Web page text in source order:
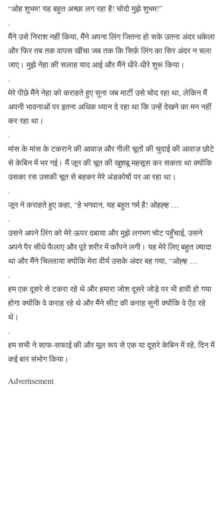
“ओह शुभम! यह बहुत अच्छा लग रहा है! चोदो मुझे शुभम!”
.
मैंने उसे निराश नहीं किया, मैंने अपना लिंग जितना हो सके उतना अंदर धकेला
और फिर तब तक वापस खींचा जब तक कि सिर्फ़ लिंग का सिर अंदर न चला
जाए। मुझे नेहा की सलाह याद आई और मैंने धीरे-धीरे शुरू किया।
.
मेरे पीछे मैंने नेहा को कराहते हुए सुना जब मार्टी उसे चोद रहा था, लेकिन मैं
अपनी भावनाओं पर इतना अधिक ध्यान दे रहा था कि उन्हें देखने का मन नहीं
कर रहा था।
.
मांस के मांस के टकराने की आवाज़ और गीली चूतों की चुदाई की आवाज़ छोटे
से केबिन में भर गई। मैं जून की चूत की खुशबू महसूस कर सकता था क्योंकि
उसका रस उसकी चूत से बहकर मेरे अंडकोषों पर आ रहा था।
.
जून ने कराहते हुए कहा, “हे भगवान, यह बहुत गर्म है! ओहह्ह …
.
उसने अपने लिंग को मेरे ऊपर दबाया और मुझे लगभग चोट पहुँचाई, उसने
अपने पैर सीधे फैलाए और पूरे शरीर में काँपने लगी। यह मेरे लिए बहुत ज़्यादा
था और मैंने चिल्लाया क्योंकि मेरा वीर्य उसके अंदर बह गया, “ओह्ह …
.
हम एक दूसरे से टकरा रहे थे और हमारा जोश दूसरे जोड़े पर भी हावी हो गया
होगा क्योंकि वे कराह रहे थे और मैंने सीट की कराह सुनी क्योंकि वे ऐंठ रहे
थे।
.
हम सभी ने साफ-सफाई की और मूल रूप से एक या दूसरे केबिन में रहे, दिन में
कई बार संभोग किया।
Advertisement